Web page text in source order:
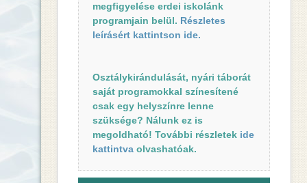
megfigyelése erdei iskolánk
programjain belül. Részletes
leírásért kattintson ide.
Osztálykirándulását, nyári táborát
saját programokkal színesítené
csak egy helyszínre lenne
szüksége? Nálunk ez is
megoldható! További részletek ide
kattintva olvashatóak.